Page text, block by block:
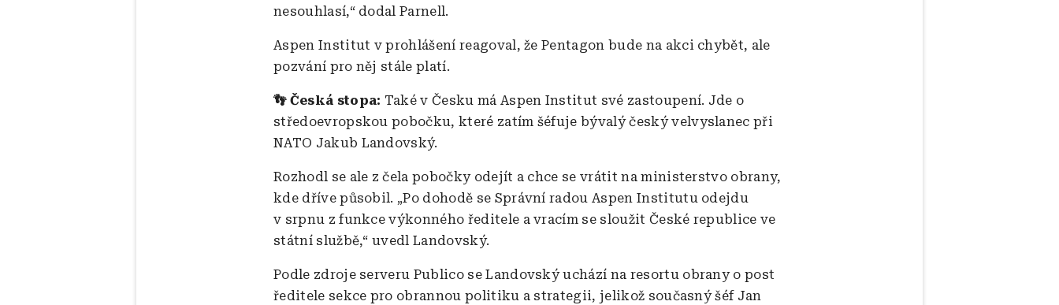
nesouhlasí,“ dodal Parnell.
Aspen Institut v prohlášení reagoval, že Pentagon bude na akci chybět, ale
pozvání pro něj stále platí.
👣 Česká stopa: Také v Česku má Aspen Institut své zastoupení. Jde o
středoevropskou pobočku, které zatím šéfuje bývalý český velvyslanec při
NATO Jakub Landovský.
Rozhodl se ale z čela pobočky odejít a chce se vrátit na ministerstvo obrany,
kde dříve působil. „Po dohodě se Správní radou Aspen Institutu odejdu
v srpnu z funkce výkonného ředitele a vracím se sloužit České republice ve
státní službě,“ uvedl Landovský.
Podle zdroje serveru Publico se Landovský uchází na resortu obrany o post
ředitele sekce pro obrannou politiku a strategii, jelikož současný šéf Jan